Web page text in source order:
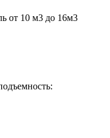
от 10 м3 до 16м3